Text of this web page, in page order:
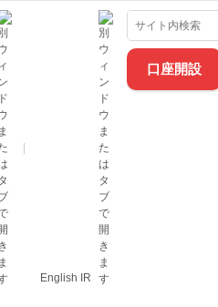
口座開設
English IR